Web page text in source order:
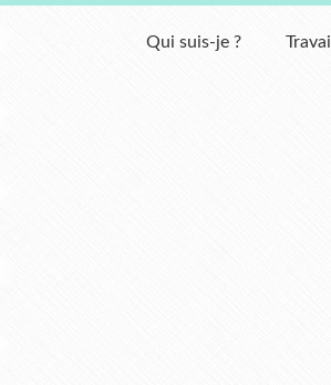
Qui suis-je ?